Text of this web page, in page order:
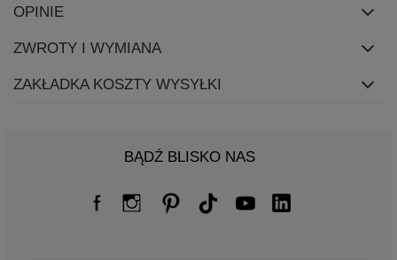
OPINIE
ZWROTY I WYMIANA
ZAKŁADKA KOSZTY WYSYŁKI
BĄDŹ BLISKO NAS